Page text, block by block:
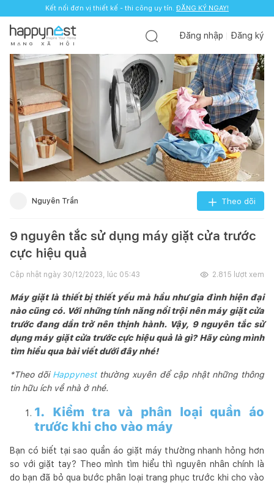
Kết nối đơn vị thiết kế - thi công uy tín. ĐĂNG KÝ NGAY!
M Ạ N G X Ã H Ộ I
Đăng nhập Đăng ký
Nguyên Trần Theo dõi
9 nguyên tắc sử dụng máy giặt cửa trước
cực hiệu quả
Cập nhật ngày 30/12/2023, lúc 05:43 2.815 lượt xem
Máy giặt là thiết bị thiết yếu mà hầu như gia đình hiện đại
nào cũng có. Với những tính năng nổi trội nên máy giặt cửa
trước đang dần trở nên thịnh hành. Vậy, 9 nguyên tắc sử
dụng máy giặt cửa trước cực hiệu quả là gì? Hãy cùng mình
tìm hiểu qua bài viết dưới đây nhé!
*Theo dõi Happynestthường xuyên để cập nhật những thông
tin hữu ích về nhà ở nhé.
1. Kiểm tra và phân loại quần áo
trước khi cho vào máy
Bạn có biết tại sao quần áo giặt máy thường nhanh hỏng hơn
so với giặt tay? Theo mình tìm hiểu thì nguyên nhân chính là
do bạn đã bỏ qua bước phân loại trang phục trước khi cho vào